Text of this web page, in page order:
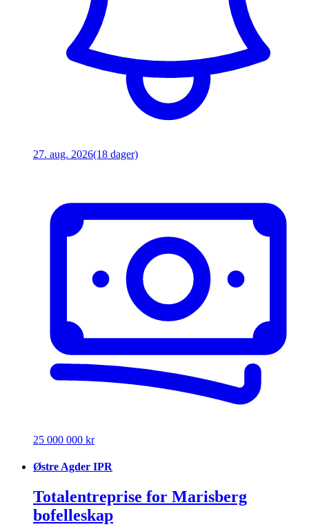
27. aug. 2026(18 dager)
25 000 000 kr
Østre Agder IPR
Totalentreprise for Marisberg
bofelleskap